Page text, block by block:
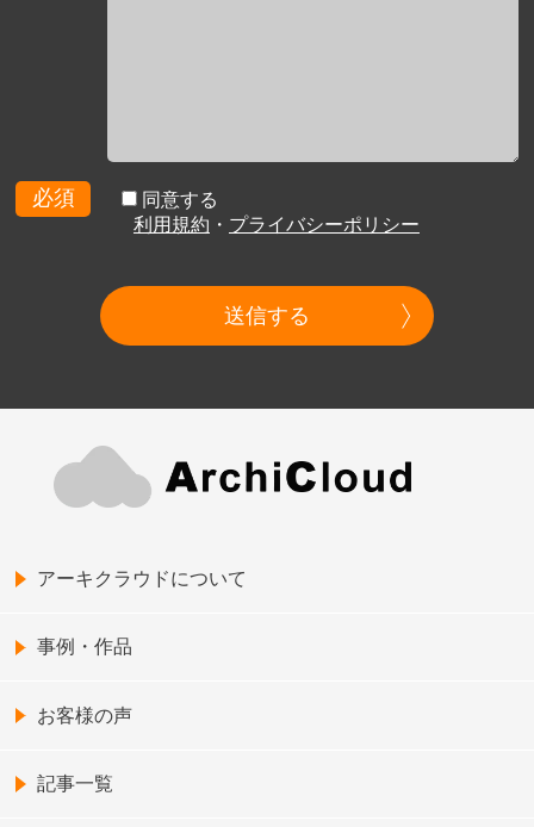
必須
同意する
利用規約 ・ プライバシーポリシー
送信する
アーキクラウドについて
事例・作品
お客様の声
記事一覧